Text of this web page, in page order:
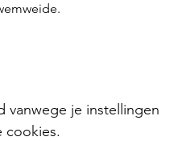
vanwege je instellingen
cookies.